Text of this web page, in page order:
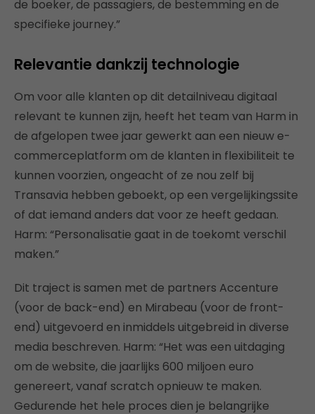
de boeker, de passagiers, de bestemming en de
specifieke journey.”
Relevantie dankzij technologie
Om voor alle klanten op dit detailniveau digitaal
relevant te kunnen zijn, heeft het team van Harm in
de afgelopen twee jaar gewerkt aan een nieuw e-
commerceplatform om de klanten in flexibiliteit te
kunnen voorzien, ongeacht of ze nou zelf bij
Transavia hebben geboekt, op een vergelijkingssite
of dat iemand anders dat voor ze heeft gedaan.
Harm: “Personalisatie gaat in de toekomt verschil
maken.”
Dit traject is samen met de partners Accenture
(voor de back-end) en Mirabeau (voor de front-
end) uitgevoerd en inmiddels uitgebreid in diverse
media beschreven. Harm: “Het was een uitdaging
om de website, die jaarlijks 600 miljoen euro
genereert, vanaf scratch opnieuw te maken.
Gedurende het hele proces dien je belangrijke